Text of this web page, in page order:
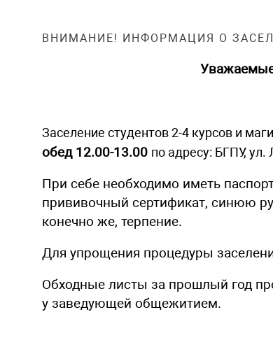
ВНИМАНИЕ! ИНФОРМАЦИЯ О
Заселение студентов2-4 курсов и
обед 12.00-13.00 по адресу: БГПУ, ул.
При себе необходимо иметь
прививочный сертификат, синюю
конечно же, терпение.
Для упрощения процедуры
Обходные листы за прошлый год
у заведующей общежитием.